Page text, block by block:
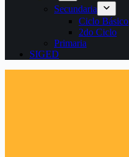
Secundaria
Ciclo Básico
2do Ciclo
Primaria
SIGED